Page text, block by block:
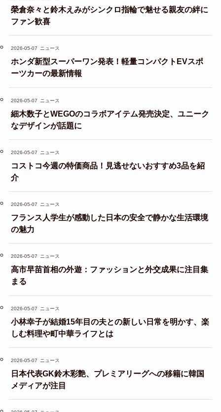
榮倉奈々と鈴木えみがシンクロ指輪で魅せる親友の絆に
ファン歓喜
2026-05-07 ニュース
ホンダ新型スーパーワン発表！軽量コンパクトEVスポ
ーツカーの最新情報
2026-05-07 ニュース
細木数子とWEGOのコラボアイテム発売決定、ユニーク
なデザインが話題に
2026-05-07 ニュース
コストコ今週の特価商品！見逃せないおすすめ3品を紹
介
2026-05-07 ニュース
フランス人学生が感動した日本の安全で静かな生活環境
の魅力
2026-05-07 ニュース
高市早苗首相の外遊：ファッションと外交成果に注目集
まる
2026-05-07 ニュース
小林幸子が結婚15年目の夫との新しい日常を明かす、楽
しむ料理や町中華ライフとは
2026-05-07 ニュース
日本代表GK鈴木彩艶、プレミアリーグへの移籍に韓国
メディアが注目